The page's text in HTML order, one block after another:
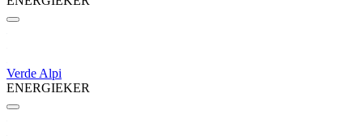
Verde Alpi
ENERGIEKER